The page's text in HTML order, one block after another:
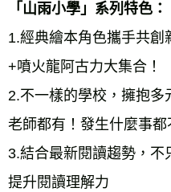
「山雨小學」系列特色：
1.經典繪本角色攜手共
+噴火龍阿古力大集合！
2.不一樣的學校，擁抱多
老師都有！發生什麼事都
3.結合最新閱讀趨勢，不
提升閱讀理解力